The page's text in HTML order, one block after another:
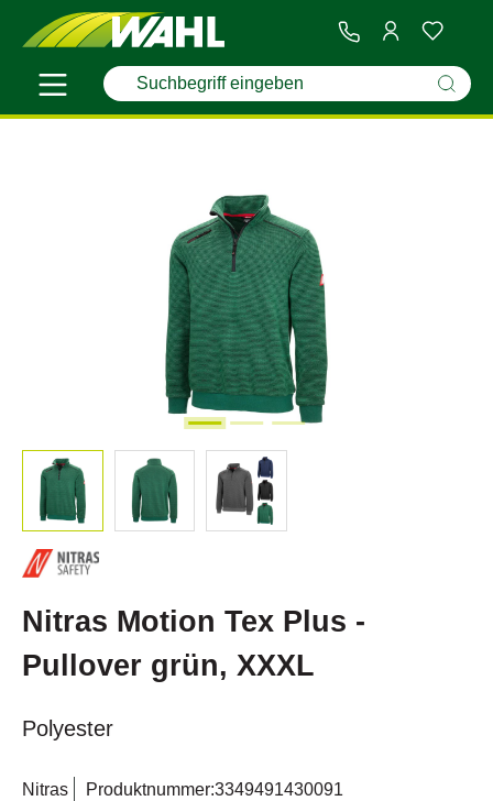
Nitras Motion Tex Plus -
Pullover grün, XXXL
Polyester
Nitras Produktnummer:3349491430091